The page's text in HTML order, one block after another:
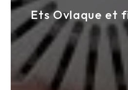
Ets Ovlaque et